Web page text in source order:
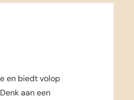
en biedt volop
aan een